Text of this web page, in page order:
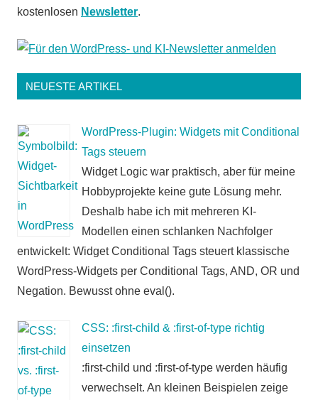
kostenlosen Newsletter.
NEUESTE ARTIKEL
WordPress-Plugin: Widgets mit Conditional
Tags steuern
Widget Logic war praktisch, aber für meine
Hobbyprojekte keine gute Lösung mehr.
Deshalb habe ich mit mehreren KI-
Modellen einen schlanken Nachfolger
entwickelt: Widget Conditional Tags steuert klassische
WordPress-Widgets per Conditional Tags, AND, OR und
Negation. Bewusst ohne eval().
CSS: :first-child & :first-of-type richtig
einsetzen
:first-child und :first-of-type werden häufig
verwechselt. An kleinen Beispielen zeige